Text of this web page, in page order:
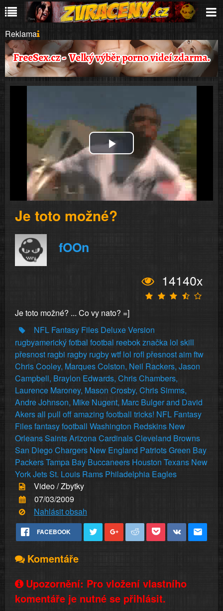
Reklama
Play
Video
Je toto možné?
fOOn
14140x
Je toto možné? ... Co vy nato? =]
NFL Fantasy Files DeluxeVersion
rugbyamerickýfotbal footbal reebokznačka lol skill
přesnost ragbi ragby rugbywtf lol rofl přesnostaimftw
ChrisCooley, MarquesColston, Neil Rackers, Jason
Campbell, Braylon Edwards, ChrisChambers,
Laurence Maroney, Mason Crosby, ChrisSimms,
AndreJohnson, Mike Nugent, Marc Bulgerand David
Akersall pull offamazing football tricks! NFL Fantasy
Filesfantasyfootball Washington Redskins New
OrleansSaintsArizonaCardinalsCleveland Browns
San DiegoChargers New England PatriotsGreen Bay
PackersTampa Bay Buccaneers Houston Texans New
YorkJetsSt. Louis Rams Philadelphia Eagles
Video / Zbytky
07/03/2009
Nahlásit obsah
FACEBOOK
Komentáře
Upozornění: Pro vložení vlastního
komentáře je nutné se přihlásit.